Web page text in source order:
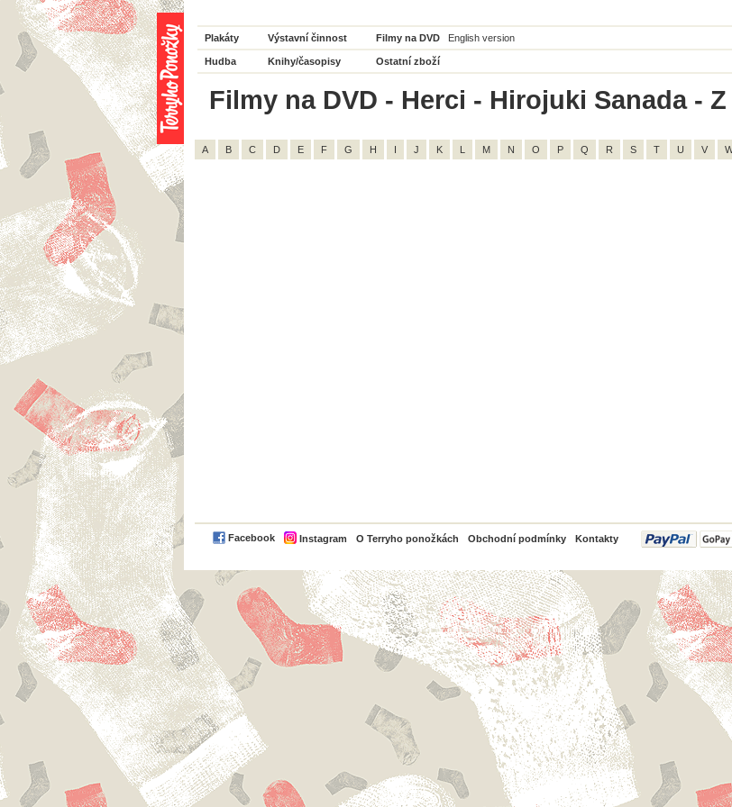
Plakáty Výstavní činnost Filmy na DVD English version
Hudba Knihy/časopisy Ostatní zboží
Filmy na DVD - Herci - Hirojuki Sanada -
A B C D E F G H I J K L M N O P Q R S T U V
Facebook Instagram O Terryho ponožkách Obchodní podmínky Kontakty
PayPal